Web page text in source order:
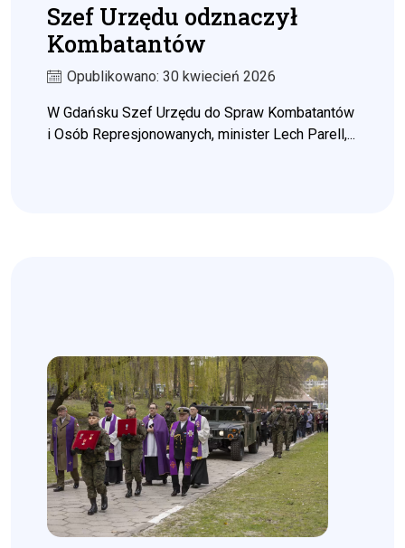
Szef Urzędu odznaczył
Kombatantów
Opublikowano: 30 kwiecień 2026
W Gdańsku Szef Urzędu do Spraw Kombatantów
i Osób Represjonowanych, minister Lech Parell,...